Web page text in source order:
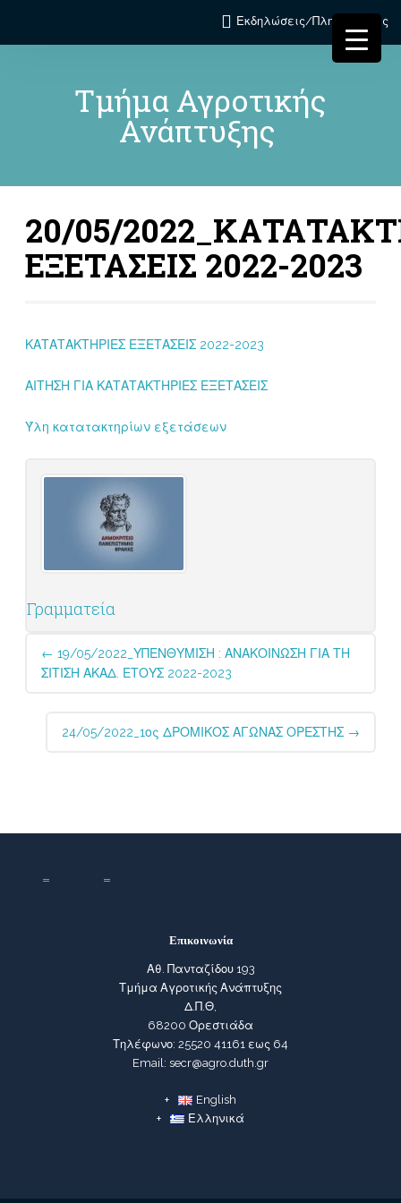
Εκδηλώσεις/Πληροφορίες
Τμήμα Αγροτικής
Ανάπτυξης
20/05/
ΕΞΕΤΑΣΕΙΣ 2022-2023
ΚΑΤΑΤΑΚΤΗΡΙΕΣ ΕΞΕΤΑΣΕΙΣ 2022-2023
ΑΙΤΗΣΗ ΓΙΑ ΚΑΤΑΤΑΚΤΗΡΙΕΣ ΕΞΕΤΑΣΕΙΣ
Ύλη κατατακτηρίων εξετάσεων
Γραμματεία
Post
navigation
← 19/05/2022_ΥΠΕΝΘΥΜΙΣΗ : ΑΝΑΚΟΙΝΩΣΗ ΓΙΑ ΤΗ
ΣΙΤΙΣΗ ΑΚΑΔ. ΕΤΟΥΣ 2022-2023
24/05/2022_1ος ΔΡΟΜΙΚΟΣ ΑΓΩΝΑΣ ΟΡΕΣΤΗΣ →
Επικοινωνία
Αθ. Πανταζίδου 193
Τμήμα Αγροτικής Ανάπτυξης
Δ.Π.Θ,
68200 Ορεστιάδα
Τηλέφωνο: 25520 41161 εως 64
Email: secr@agro.duth.gr
English
Ελληνικά